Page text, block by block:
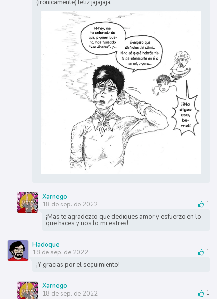
(irónicamente) feliz jajajaja.
Xarnego
18 de sep. de 2022
1
¡Mas te agradezco que dediques amor y esfuerzo en lo
que haces y nos lo muestres!
Hadoque
18 de sep. de 2022
1
¡Y gracias por el seguimiento!
Xarnego
18 de sep. de 2022
1